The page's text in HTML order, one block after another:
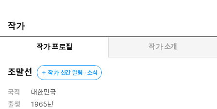
작가
작가 프로필 작가 소개
조말선 작가 신간 알림 · 소식
국적
대한민국
출생
1965년